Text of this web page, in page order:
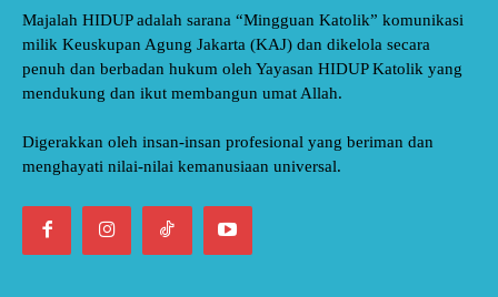
Majalah HIDUP adalah sarana “Mingguan Katolik” komunikasi
milik Keuskupan Agung Jakarta (KAJ) dan dikelola secara
penuh dan berbadan hukum oleh Yayasan HIDUP Katolik yang
mendukung dan ikut membangun umat Allah.
Digerakkan oleh insan-insan profesional yang beriman dan
menghayati nilai-nilai kemanusiaan universal.